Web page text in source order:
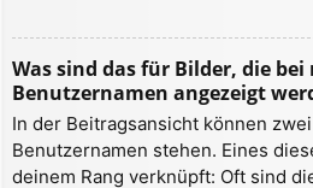
Was sind das für Bilder, die bei
Benutzernamen angezeigt
In der Beitragsansicht können
Benutzernamen stehen. Eines
deinem Rang verknüpft: Oft sind